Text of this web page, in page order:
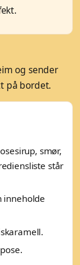
og sender
på bordet.
smør,
står
inneholde